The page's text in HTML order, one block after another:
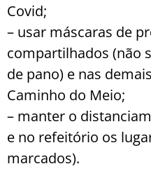
Covid;
– usar máscaras de
compartilhados (não
de pano) e nas
Caminho do Meio;
– manter o
e no refeitório os
marcados).